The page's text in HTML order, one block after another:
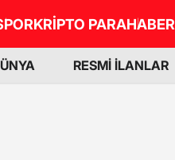
KRİPTO PARAHABER
RESMİ İLANLAR